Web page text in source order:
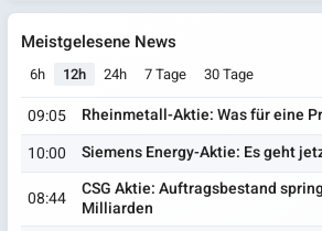
Meistgelesene News
6h 12h 24h 7 Tage 30 Tage
09:05
Rheinmetall-Aktie: Was für eine
10:00
Siemens Energy-Aktie: Es geht
08:44
CSG Aktie: Auftragsbestand
Milliarden